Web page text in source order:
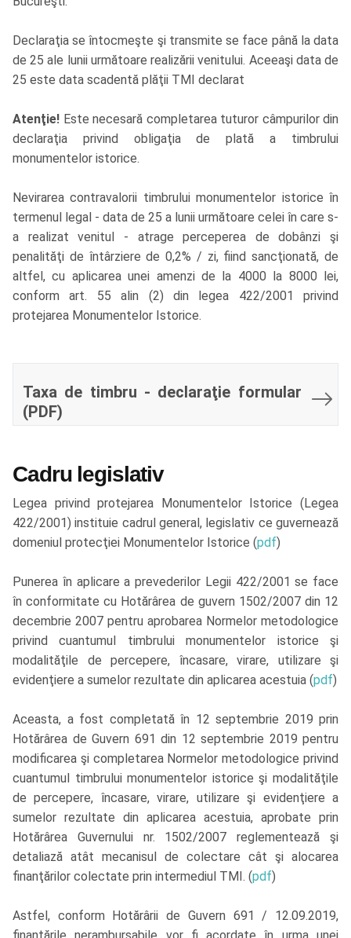
Declaraţia se întocmeşte şi transmite se face până la data
de 25 ale lunii următoare realizării venitului. Aceeaşi data de
25 este data scadentă plăţii TMI declarat
Atenţie! Este necesară completarea tuturor câmpurilor din
declaraţia privind obligaţia de plată a timbrului
monumentelor istorice.
Nevirarea contravalorii timbrului monumentelor istorice în
termenul legal - data de 25 a lunii următoare celei în care s-
a realizat venitul - atrage perceperea de dobânzi şi
penalităţi de întârziere de 0,2% / zi, fiind sancţionată, de
altfel, cu aplicarea unei amenzi de la 4000 la 8000 lei,
conform art. 55 alin (2) din legea 422/2001 privind
protejarea Monumentelor Istorice.
Taxa de timbru - declaraţie formular
(PDF)
Cadru legislativ
Legea privind protejarea Monumentelor Istorice (Legea
422/2001) instituie cadrul general, legislativ ce guvernează
domeniul protecţiei Monumentelor Istorice (pdf)
Punerea în aplicare a prevederilor Legii 422/2001 se face
în conformitate cu Hotărârea de guvern 1502/2007 din 12
decembrie 2007 pentru aprobarea Normelor metodologice
privind cuantumul timbrului monumentelor istorice şi
modalităţile de percepere, încasare, virare, utilizare şi
evidenţiere a sumelor rezultate din aplicarea acestuia (pdf)
Aceasta, a fost completată în 12 septembrie 2019 prin
Hotărârea de Guvern 691 din 12 septembrie 2019 pentru
modificarea şi completarea Normelor metodologice privind
cuantumul timbrului monumentelor istorice şi modalităţile
de percepere, încasare, virare, utilizare şi evidenţiere a
sumelor rezultate din aplicarea acestuia, aprobate prin
Hotărârea Guvernului nr. 1502/2007 reglementează şi
detaliază atât mecanisul de colectare cât şi alocarea
finanţărilor colectate prin intermediul TMI. (pdf)
Astfel, conform Hotărârii de Guvern 691 / 12.09.2019,